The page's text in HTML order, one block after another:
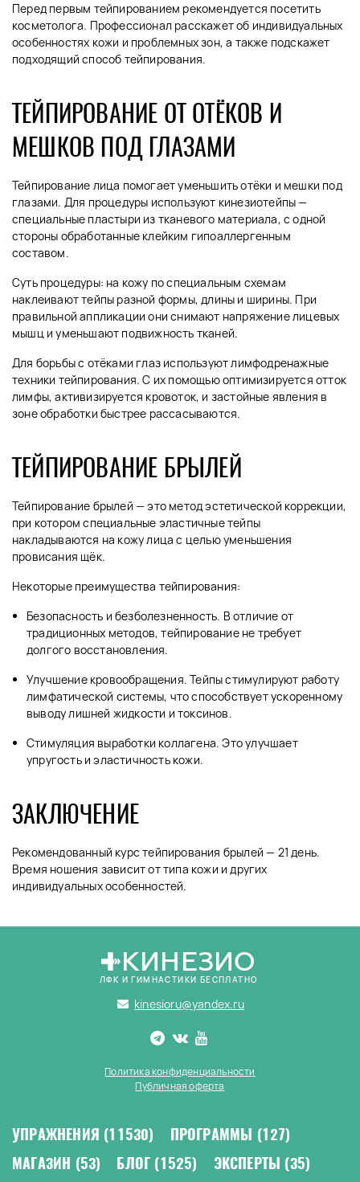
Перед первым тейпированием рекомендуется посетить
косметолога. Профессионал расскажет об индивидуальных
особенностях кожи и проблемных зон, а также подскажет
подходящий способ тейпирования.
ТЕЙПИРОВАНИЕ ОТ ОТЁКОВ И
МЕШКОВ ПОД ГЛАЗАМИ
Тейпирование лица помогает уменьшить отёки и мешки под
глазами. Для процедуры используют кинезиотейпы —
специальные пластыри из тканевого материала, с одной
стороны обработанные клейким гипоаллергенным
составом.
Суть процедуры: на кожу по специальным схемам
наклеивают тейпы разной формы, длины и ширины. При
правильной аппликации они снимают напряжение лицевых
мышц и уменьшают подвижность тканей.
Для борьбы с отёками глаз используют лимфодренажные
техники тейпирования. С их помощью оптимизируется отток
лимфы, активизируется кровоток, и застойные явления в
зоне обработки быстрее рассасываются.
ТЕЙПИРОВАНИЕ БРЫЛЕЙ
Тейпирование брылей — это метод эстетической коррекции,
при котором специальные эластичные тейпы
накладываются на кожу лица с целью уменьшения
провисания щёк.
Некоторые преимущества тейпирования:
Безопасность и безболезненность. В отличие от
традиционных методов, тейпирование не требует
долгого восстановления.
Улучшение кровообращения. Тейпы стимулируют работу
лимфатической системы, что способствует ускоренному
выводу лишней жидкости и токсинов.
Стимуляция выработки коллагена. Это улучшает
упругость и эластичность кожи.
ЗАКЛЮЧЕНИЕ
Рекомендованный курс тейпирования брылей — 21 день.
Время ношения зависит от типа кожи и других
индивидуальных особенностей.
КИНЕЗИО
ЛФК И ГИМНАСТИКИ БЕСПЛАТНО
kinesioru@yandex.ru
Политика конфиденциальности
Публичная оферта
УПРАЖНЕНИЯ (11530) ПРОГРАММЫ (127)
МАГАЗИН (53) БЛОГ (1525) ЭКСПЕРТЫ (35)